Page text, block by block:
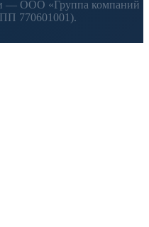
— ООО «Группа компаний
770601001).